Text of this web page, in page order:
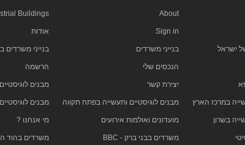
About
Buildings
Sign in אודות
ישראל בנייני משרדים בנייני משרדים
הנכסים שלי הרשמה
יצירת קשר מבנים
במרכז הארץ מבנים לוגיסטיים ותעשייה בפתח תקווה מבנים
בשרון מועדונים ואולמות אירועים מי אנחנו ?
משרדים בבני ברק - BBC משרדים בהוד